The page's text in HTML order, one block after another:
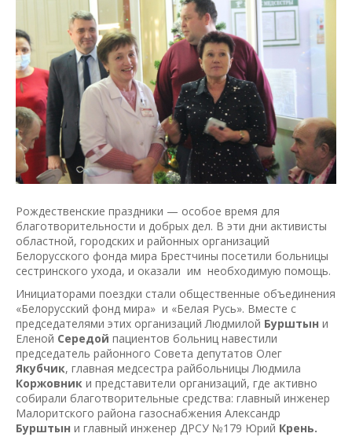
Рождественские праздники — особое время для
благотворительности и добрых дел. В эти дни активисты
областной, городских и районных организаций
Белорусского фонда мира Брестчины посетили больницы
сестринского ухода, и оказали им необходимую помощь.
Инициаторами поездки стали общественные объединения
«Белорусский фонд мира» и «Белая Русь». Вместе с
председателями этих организаций Людмилой Бурштын и
Еленой Середой пациентов больниц навестили
председатель районного Совета депутатов Олег
Якубчик, главная медсестра райбольницы Людмила
Коржовник и представители организаций, где активно
собирали благотворительные средства: главный инженер
Малоритского района газоснабжения Александр
Бурштын и главный инженер ДРСУ №179 Юрий Крень.